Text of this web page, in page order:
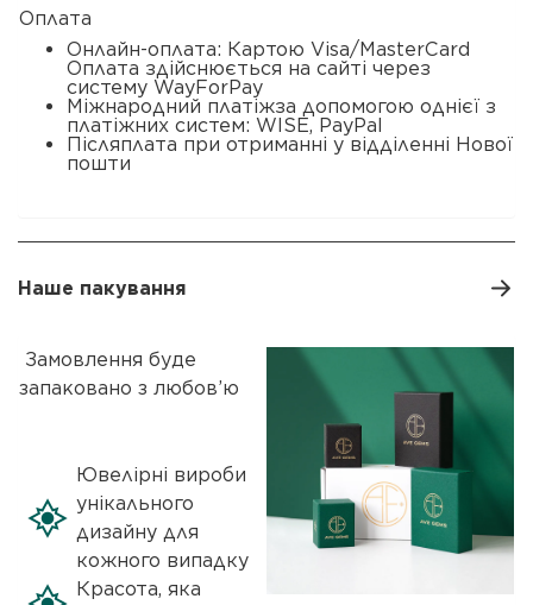
Оплата
Онлайн-оплата: Картою Visa/MasterCard
Оплата здійснюється на сайті через
систему WayForPay
Міжнародний платіжза допомогою однієї з
платіжних систем: WISE, PayPal
Післяплата при отриманні у відділенні Нової
пошти
Наше пакування
Замовлення буде
запаковано з любов’ю
Ювелірні вироби
унікального
дизайну для
кожного випадку
Красота, яка